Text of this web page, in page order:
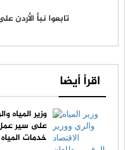
تابعوا نبأ الأردن
اقرأ أيضا
وزير المياه
على سير عمل
خدمات المياه